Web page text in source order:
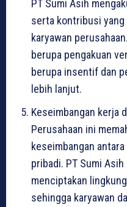
PT Sumi Asih
serta kontribusi yang
karyawan
berupa pengakuan
berupa insentif dan
lebih lanjut.
Keseimbangan kerja
Perusahaan ini
keseimbangan
pribadi. PT Sumi
menciptakan
sehingga karyawan